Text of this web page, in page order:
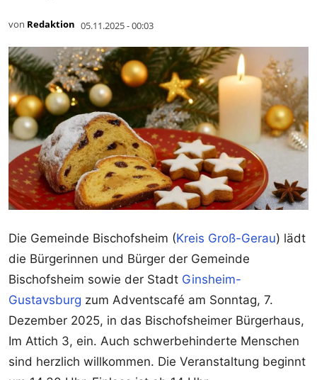
von Redaktion 05.11.2025 - 00:03
Die Gemeinde Bischofsheim (Kreis Groß-Gerau) lädt
die Bürgerinnen und Bürger der Gemeinde
Bischofsheim sowie der Stadt Ginsheim-
Gustavsburg zum Adventscafé am Sonntag, 7.
Dezember 2025, in das Bischofsheimer Bürgerhaus,
Im Attich 3, ein. Auch schwerbehinderte Menschen
sind herzlich willkommen. Die Veranstaltung beginnt